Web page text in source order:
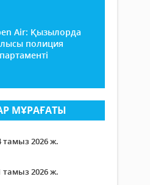
Air: Қызылорда
полиция
МҰРАҒАТЫ
тамыз 2026 ж.
тамыз 2026 ж.